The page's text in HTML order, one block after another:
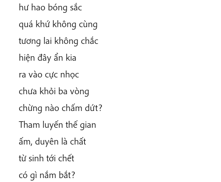
hư hao bóng sắc
quá khứ không cùng
tương lai không chắc
hiện đây ẩn kia
ra vào cực nhọc
chưa khỏi ba vòng
chừng nào chấm dứt?
Tham luyến thế gian
ấm, duyên là chất
từ sinh tới chết
có gì nắm bắt?